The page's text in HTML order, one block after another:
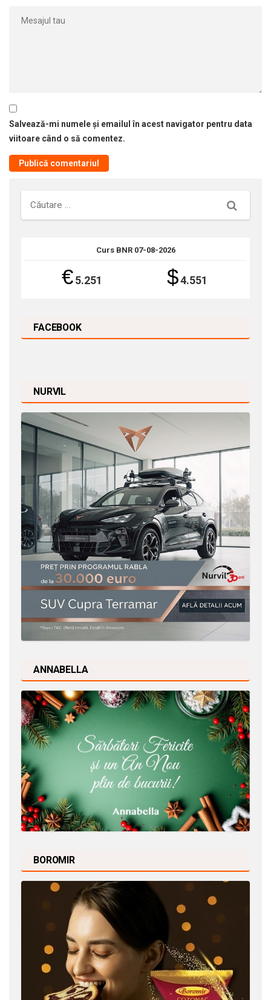
Salvează-mi numele și emailul în acest navigator pentru data
viitoare când o să comentez.
Căutare
Curs BNR 07-08-2026
€5.251 $4.551
FACEBOOK
NURVIL
ANNABELLA
BOROMIR